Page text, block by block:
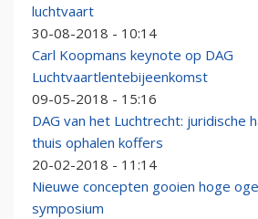
luchtvaart
30-08-2018 - 10:14
Carl Koopmans keynote op DAG
Luchtvaartlentebijeenkomst
09-05-2018 - 15:16
DAG van het Luchtrecht: juridische
thuis ophalen koffers
20-02-2018 - 11:14
Nieuwe concepten gooien hoge
symposium